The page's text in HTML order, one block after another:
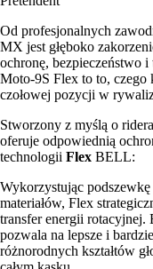
Od profesjonalnych
MX jest głęboko
ochronę, bezpieczeństwo
Moto-9S Flex to to, czego
czołowej pozycji w
Stworzony z myślą o
oferuje odpowiednią
technologii Flex BELL:
Wykorzystując
materiałów, Flex
transfer energii rotacyjnej.
pozwala na lepsze i
różnorodnych kształtów